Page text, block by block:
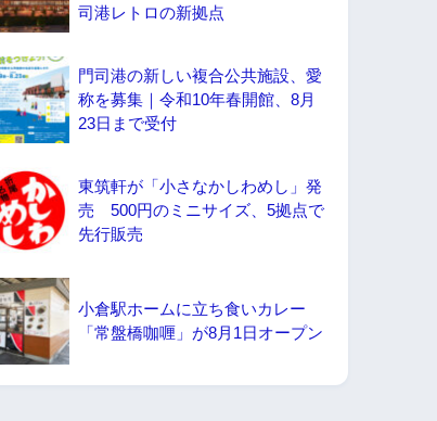
司港レトロの新拠点
門司港の新しい複合公共施設、愛
称を募集｜令和10年春開館、8月
23日まで受付
東筑軒が「小さなかしわめし」発
売 500円のミニサイズ、5拠点で
先行販売
小倉駅ホームに立ち食いカレー
「常盤橋咖喱」が8月1日オープン